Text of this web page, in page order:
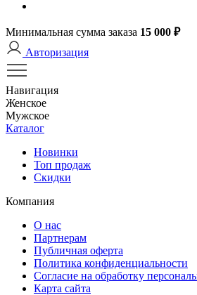
Минимальная сумма заказа 15 000 ₽
Авторизация
Навигация
Женское
Мужское
Каталог
Новинки
Топ продаж
Скидки
Компания
О нас
Партнерам
Публичная оферта
Политика конфиденциальности
Согласие на обработку
Карта сайта